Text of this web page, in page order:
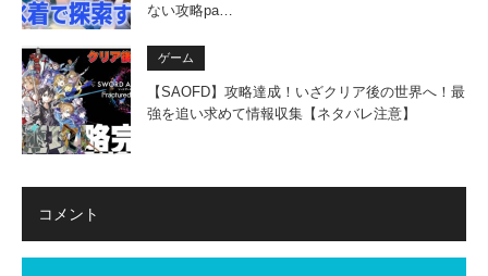
ない攻略pa…
ゲーム
【SAOFD】攻略達成！いざクリア後の世界へ！最
強を追い求めて情報収集【ネタバレ注意】
コメント